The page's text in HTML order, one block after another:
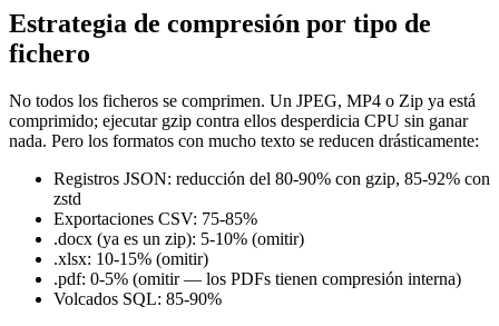
Estrategia de compresión por tipo de
fichero
No todos los ficheros se comprimen. Un JPEG, MP4 o Zip ya está
comprimido; ejecutar gzip contra ellos desperdicia CPU sin ganar
nada. Pero los formatos con mucho texto se reducen drásticamente:
Registros JSON: reducción del 80-90% con gzip, 85-92% con
zstd
Exportaciones CSV: 75-85%
.docx (ya es un zip): 5-10% (omitir)
.xlsx: 10-15% (omitir)
.pdf: 0-5% (omitir — los PDFs tienen compresión interna)
Volcados SQL: 85-90%